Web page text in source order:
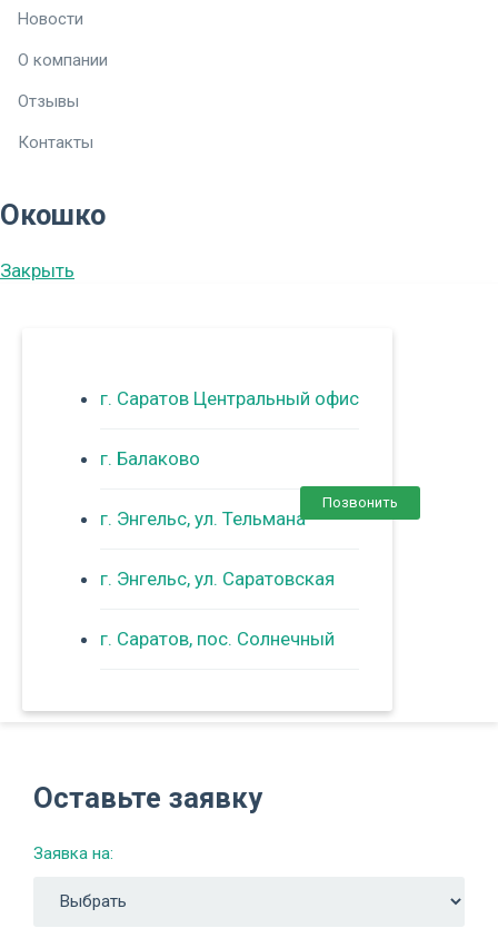
Новости
О компании
Отзывы
Контакты
Окошко
Закрыть
Позвонить
г. Саратов Центральный офис
г. Балаково
г. Энгельс, ул. Тельмана
г. Энгельс, ул. Саратовская
г. Саратов, пос. Солнечный
Оставьте заявку
Заявка на: